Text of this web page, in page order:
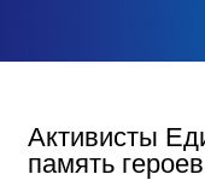
Активисты
память